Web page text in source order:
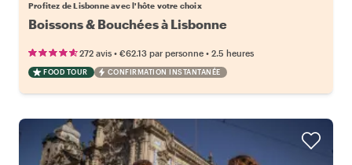
Profitez de Lisbonne avec l'hôte votre choix
Boissons & Bouchées à Lisbonne
272 avis • €62.13 par personne • 2.5 heures
FOOD TOUR CONFIRMATION INSTANTANÉE